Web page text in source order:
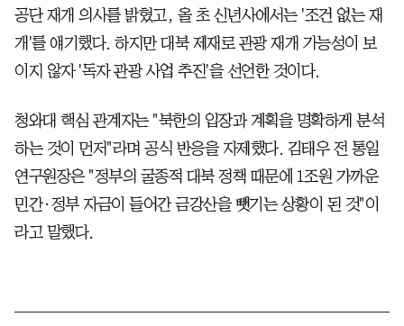
공단 재개 의사를 밝혔고, 올 초 신년사에서는 '조건 없는 재
개'를 얘기했다. 하지만 대북 제재로 관광 재개 가능성이 보
이지 않자 '독자 관광 사업 추진'을 선언한 것이다.
청와대 핵심 관계자는 "북한의 입장과 계획을 명확하게 분석
하는 것이 먼저"라며 공식 반응을 자제했다. 김태우 전 통일
연구원장은 "정부의 굴종적 대북 정책 때문에 1조원 가까운
민간·정부 자금이 들어간 금강산을 뺏기는 상황이 된 것"이
라고 말했다.